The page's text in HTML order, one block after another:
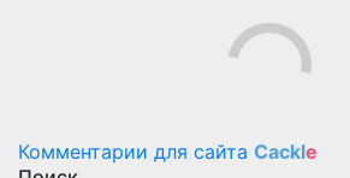
Комментарии для сайта
Cackl e
Рубрики